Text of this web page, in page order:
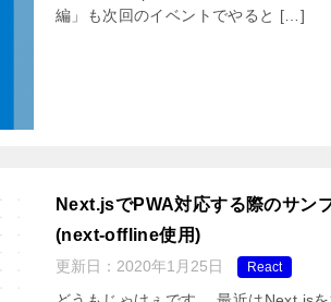
編」も次回のイベントでやると […]
Next.jsでPWA対応する際のサン
(next-offline使用)
更新日： 2020年1月25日 React